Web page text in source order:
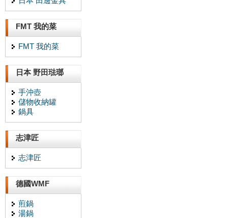
FMT 我的菜
FMT 我的菜
日本 野田琺瑯
手沖壺
儲物收納罐
鍋具
志津匠
志津匠
德國WMF
煎鍋
湯鍋